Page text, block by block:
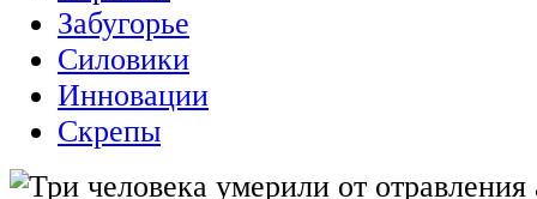
Забугорье
Силовики
Инновации
Скрепы